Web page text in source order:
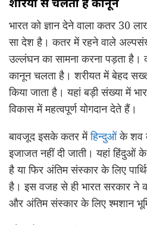
भारत को ज्ञान देने वाला कतर 30
सा देश है। कतर में रहने वाले
उल्लंघन का सामना करना पड़ता है।
कानून चलता है। शरीयत में बेहद
किया जाता है। यहां बड़ी संख्या में
विकास में महत्वपूर्ण योगदान देते हैं।
बावजूद इसके कतर मेंहिन्दुओंके शव
इजाजत नहीं दी जाती। यहां हिंदुओं
है या फिर अंतिम संस्कार के लिए
है। इस वजह से ही भारत सरकार
और अंतिम संस्कार के लिए श्मशान